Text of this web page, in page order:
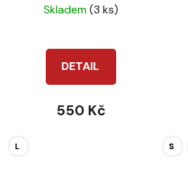
Skladem(3 ks)
DETAIL
550 Kč
L S